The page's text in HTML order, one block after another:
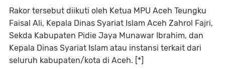
Rakor tersebut diikuti oleh Ketua MPU Aceh Teungku
Faisal Ali, Kepala Dinas Syariat Islam Aceh Zahrol Fajri,
Sekda Kabupaten Pidie Jaya Munawar Ibrahim, dan
Kepala Dinas Syariat Islam atau instansi terkait dari
seluruh kabupaten/kota di Aceh. [*]